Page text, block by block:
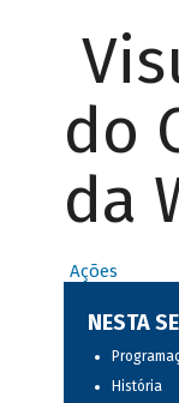
do
da
Ações
NESTA
História